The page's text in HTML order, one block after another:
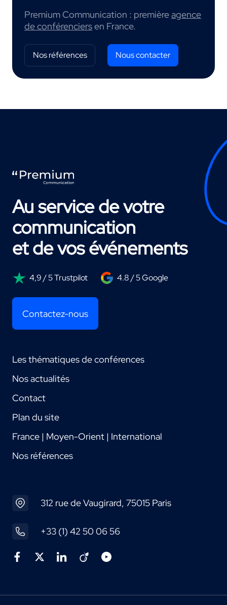
Premium Communication : premièreagence
de conférenciersen France.
Nos références Nous contacter
Au service de votre
communication
et de vos événements
4,9 / 5 Trustpilot 4.8 / 5 Google
Contactez-nous
Les thématiques de conférences
Nos actualités
Contact
Plan du site
France | Moyen-Orient | International
Nos références
312 rue de Vaugirard, 75015 Paris
+33 (1) 42 50 06 56